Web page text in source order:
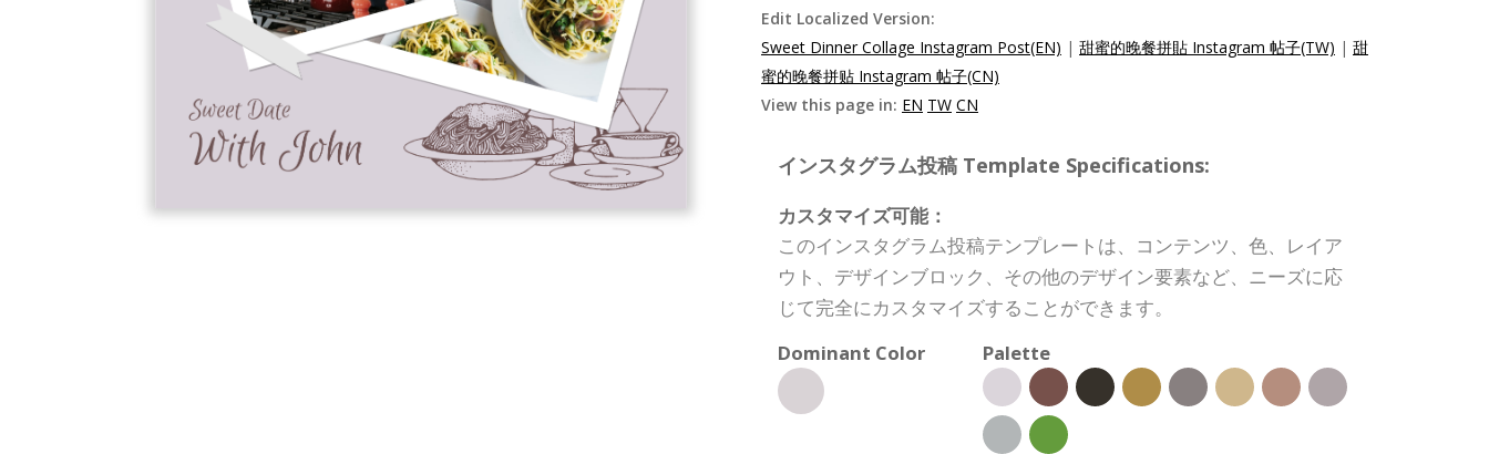
Edit Localized Version:
Sweet Dinner Collage Instagram Post(EN) | 甜蜜的晚餐拼貼 Instagram 帖子(TW) | 甜
蜜的晚餐拼贴 Instagram 帖子(CN)
View this page in: EN TW CN
インスタグラム投稿 Template Specifications:
カスタマイズ可能：
このインスタグラム投稿テンプレートは、コンテンツ、色、レイア
ウト、デザインブロック、その他のデザイン要素など、ニーズに応
じて完全にカスタマイズすることができます。
Dominant Color
Palette